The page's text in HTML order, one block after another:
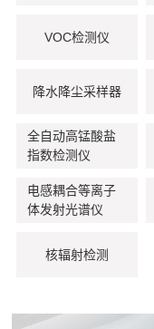
VOC检测仪
降水降尘采样器
全自动高锰酸盐
指数检测仪
电感耦合等离子
体发射光谱仪
核辐射检测